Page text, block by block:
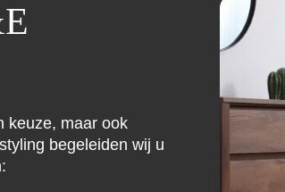
keuze, maar ook
begeleiden wij u